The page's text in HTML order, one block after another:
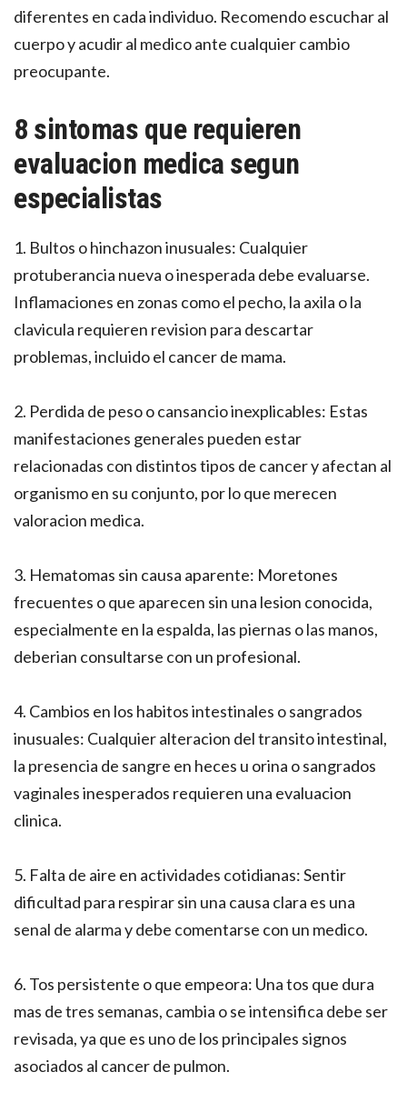
diferentes en cada individuo. Recomendo escuchar al
cuerpo y acudir al medico ante cualquier cambio
preocupante.
8 sintomas que requieren
evaluacion medica segun
especialistas
1. Bultos o hinchazon inusuales: Cualquier
protuberancia nueva o inesperada debe evaluarse.
Inflamaciones en zonas como el pecho, la axila o la
clavicula requieren revision para descartar
problemas, incluido el cancer de mama.
2. Perdida de peso o cansancio inexplicables: Estas
manifestaciones generales pueden estar
relacionadas con distintos tipos de cancer y afectan al
organismo en su conjunto, por lo que merecen
valoracion medica.
3. Hematomas sin causa aparente: Moretones
frecuentes o que aparecen sin una lesion conocida,
especialmente en la espalda, las piernas o las manos,
deberian consultarse con un profesional.
4. Cambios en los habitos intestinales o sangrados
inusuales: Cualquier alteracion del transito intestinal,
la presencia de sangre en heces u orina o sangrados
vaginales inesperados requieren una evaluacion
clinica.
5. Falta de aire en actividades cotidianas: Sentir
dificultad para respirar sin una causa clara es una
senal de alarma y debe comentarse con un medico.
6. Tos persistente o que empeora: Una tos que dura
mas de tres semanas, cambia o se intensifica debe ser
revisada, ya que es uno de los principales signos
asociados al cancer de pulmon.